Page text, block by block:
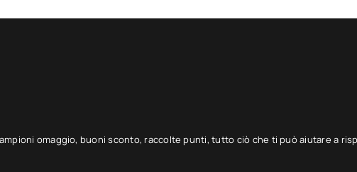
omaggio, buoni sconto, raccolte punti, tutto ciò che ti può aiutare a